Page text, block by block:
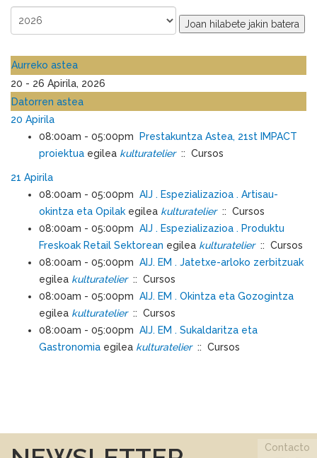
Joan hilabete jakin batera
Aurreko astea
20 - 26 Apirila, 2026
Datorren astea
20 Apirila
08:00am - 05:00pm
Prestakuntza Astea, 21st IMPACT
proiektua egilea kulturatelier:: Cursos
21 Apirila
08:00am - 05:00pm AIJ . Espezializazioa . Artisau-
okintza eta Opilak egilea kulturatelier:: Cursos
08:00am - 05:00pm AIJ . Espezializazioa . Produktu
Freskoak Retail Sektorean egilea kulturatelier:: Cursos
08:00am - 05:00pm AIJ. EM . Jatetxe-arloko zerbitzuak
egilea kulturatelier:: Cursos
08:00am - 05:00pm AIJ. EM . Okintza eta Gozogintza
egilea kulturatelier:: Cursos
08:00am - 05:00pm AIJ. EM . Sukaldaritza eta
Gastronomia egilea kulturatelier:: Cursos
Contacto